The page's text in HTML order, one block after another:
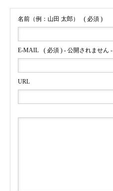
名前（例：山田 太郎） ( 必須 )
E-MAIL ( 必須 ) - 公開されません -
URL